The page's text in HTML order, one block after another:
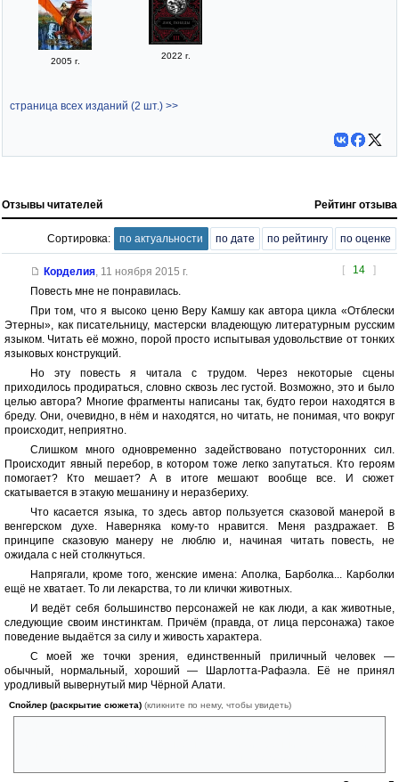
2005 г.
2022 г.
страница всех изданий (2 шт.) >>
Отзывы читателей Рейтинг отзыва
Сортировка: по актуальности по дате по рейтингу по оценке
[ 14 ]
Корделия, 11 ноября 2015 г.
Повесть мне не понравилась.
При том, что я высоко ценю Веру Камшу как автора цикла «Отблески
Этерны», как писательницу, мастерски владеющую литературным русским
языком. Читать её можно, порой просто испытывая удовольствие от тонких
языковых конструкций.
Но эту повесть я читала с трудом. Через некоторые сцены
приходилось продираться, словно сквозь лес густой. Возможно, это и было
целью автора? Многие фрагменты написаны так, будто герои находятся в
бреду. Они, очевидно, в нём и находятся, но читать, не понимая, что вокруг
происходит, неприятно.
Слишком много одновременно задействовано потусторонних сил.
Происходит явный перебор, в котором тоже легко запутаться. Кто героям
помогает? Кто мешает? А в итоге мешают вообще все. И сюжет
скатывается в этакую мешанину и неразбериху.
Что касается языка, то здесь автор пользуется сказовой манерой в
венгерском духе. Наверняка кому-то нравится. Меня раздражает. В
принципе сказовую манеру не люблю и, начиная читать повесть, не
ожидала с ней столкнуться.
Напрягали, кроме того, женские имена: Аполка, Барболка... Карболки
ещё не хватает. То ли лекарства, то ли клички животных.
И ведёт себя большинство персонажей не как люди, а как животные,
следующие своим инстинктам. Причём (правда, от лица персонажа) такое
поведение выдаётся за силу и живость характера.
С моей же точки зрения, единственный приличный человек —
обычный, нормальный, хороший — Шарлотта-Рафаэла. Её не принял
уродливый вывернутый мир Чёрной Алати.
Спойлер (раскрытие сюжета) (кликните по нему, чтобы увидеть)